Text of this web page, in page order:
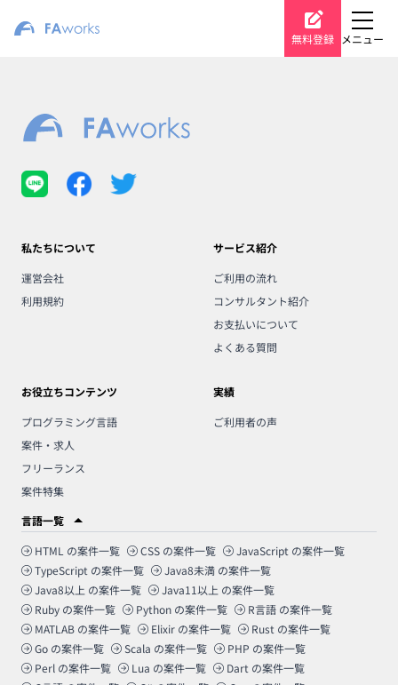
無料登録 メニュー
私たちについて
運営会社
利用規約
サービス紹介
ご利用の流れ
コンサルタント紹介
お支払いについて
よくある質問
お役立ちコンテンツ
プログラミング言語
案件・求人
フリーランス
案件特集
実績
ご利用者の声
言語一覧
HTML の案件一覧 CSS の案件一覧 JavaScript の案件一覧
TypeScript の案件一覧 Java8未満 の案件一覧
Java8以上 の案件一覧 Java11以上 の案件一覧
Ruby の案件一覧 Python の案件一覧 R言語 の案件一覧
MATLAB の案件一覧 Elixir の案件一覧 Rust の案件一覧
Go の案件一覧 Scala の案件一覧 PHP の案件一覧
Perl の案件一覧 Lua の案件一覧 Dart の案件一覧